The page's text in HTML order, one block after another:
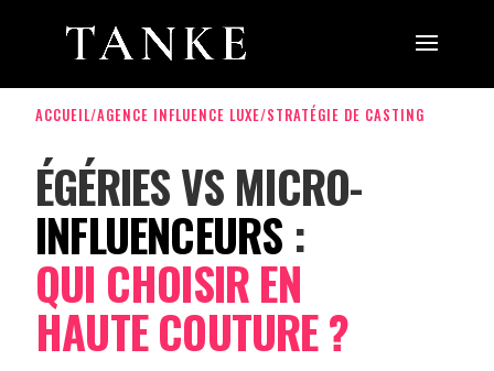
ACCUEIL/AGENCE INFLUENCE LUXE/STRATÉGIE DE CASTING
ÉGÉRIES VS MICRO-
INFLUENCEURS :
QUI CHOISIR EN
HAUTE COUTURE ?